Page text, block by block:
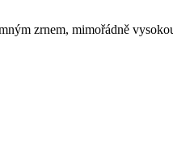
zrnem, mimořádně